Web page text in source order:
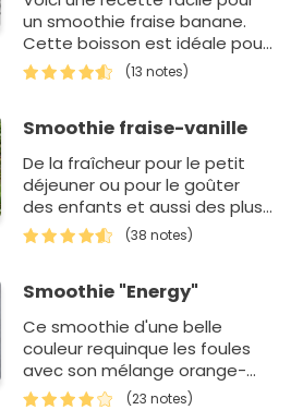
un smoothie fraise banane.
Cette boisson est idéale pour
un petit déjeuner ou un goûter
gourmand et vitaminé…
(13 notes)
Smoothie fraise-vanille
De la fraîcheur pour le petit
déjeuner ou pour le goûter
des enfants et aussi des plus
grands
(38 notes)
Smoothie "Energy"
Ce smoothie d'une belle
couleur requinque les foules
avec son mélange orange-
pomme-banane-citron vert !
(23 notes)